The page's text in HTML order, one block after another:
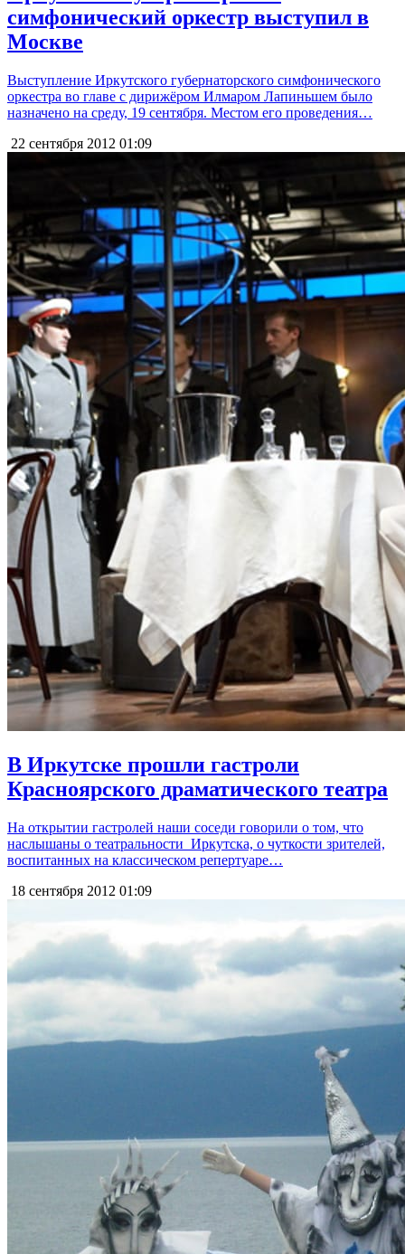
симфонический оркестр выступил в
Москве
Выступление Иркутского губернаторского симфонического
оркестра во главе с дирижёром Илмаром Лапиньшем было
назначено на среду, 19 сентября. Местом его проведения…
22 сентября 2012 01:09
В Иркутске прошли гастроли
Красноярского драматического театра
На открытии гастролей наши соседи говорили о том, что
наслышаны о театральности Иркутска, о чуткости зрителей,
воспитанных на классическом репертуаре…
18 сентября 2012 01:09